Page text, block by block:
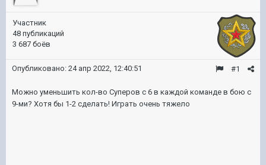
Участник
48 публикаций
3 687 боёв
#1
Опубликовано: 24 апр 2022, 12:40:51
Можно уменьшить кол-во Суперов с 6 в каждой команде в бою с
9-ми? Хотя бы 1-2 сделать! Играть очень тяжело